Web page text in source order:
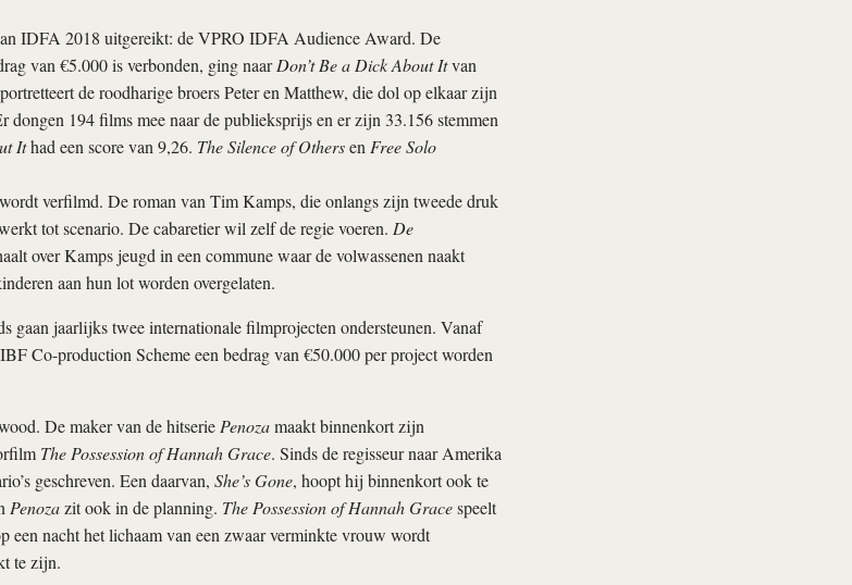
IDFA 2018 uitgereikt: de VPRO IDFA Audience Award. De
van €5.000 is verbonden, ging naarDon’t Be a Dick About Itvan
de roodharige broers Peter en Matthew, die dol op elkaar zijn
dongen 194 films mee naar de publieksprijs en er zijn 33.156 stemmen
Ithad een score van 9,26. The Silence of Othersen Free Solo
verfilmd. De roman van Tim Kamps, die onlangs zijn tweede druk
tot scenario. De cabaretier wil zelf de regie voeren. De
over Kamps jeugd in een commune waar de volwassenen naakt
aan hun lot worden overgelaten.
gaan jaarlijks twee internationale filmprojecten ondersteunen. Vanaf
Co-production Scheme een bedrag van €50.000 per project worden
De maker van de hitserie Penozamaakt binnenkort zijn
The Possession of Hannah Grace. Sinds de regisseur naar Amerika
geschreven. Een daarvan, She’s Gone, hoopt hij binnenkort ook te
Penozazit ook in de planning. The Possession of Hannah Gracespeelt
een nacht het lichaam van een zwaar verminkte vrouw wordt
te zijn.